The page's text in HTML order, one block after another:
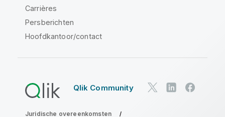
Carrières
Persberichten
Hoofdkantoor/contact
Qlik Community
Juridische overeenkomsten